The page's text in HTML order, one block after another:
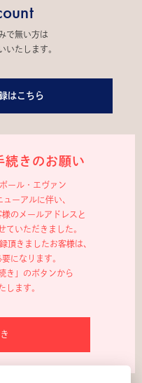
で無い方は
いたします。
はこちら
続きのお願い
ール・エヴァン
ーアルに伴い、
のメールアドレスと
ていただきました。
頂きましたお客様は、
になります。
き」のボタンから
します。